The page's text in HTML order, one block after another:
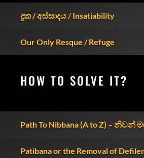
දුක / අස්සාදය / Insatiability
Our Only Resque / Refuge
HOW TO SOLVE IT?
Path To Nibbana (A to Z) – නිවන්
Patibana or the Removal of